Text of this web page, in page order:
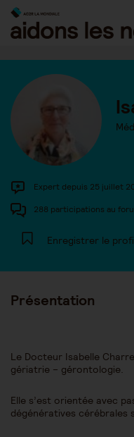
Skip
content
Expert depuis 25 juillet
288 participations au
Enregistrer le
Présentation
Le Docteur Isabelle
gériatrie – gérontologie.
Elle s’est orientée avec
dégénératives cérébrales